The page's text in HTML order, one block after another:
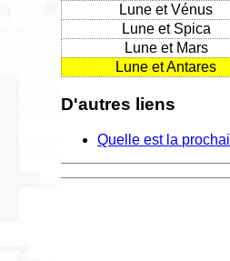
Lune et Vénus
Lune et Spica
Lune et Mars
Lune et Antares
D'autres liens
Quelle est la